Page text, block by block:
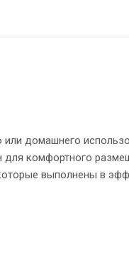
домашнего
комфортного
выполнены в
Регулируемые